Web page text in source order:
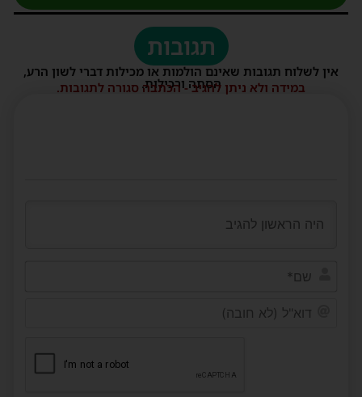
תגובות
אין לשלוח תגובות שאינם הולמות או מכילות דברי לשון הרע,
הסתה ורכילות.
במידה ולא ניתן להגיב - הכתבה סגורה לתגובות.